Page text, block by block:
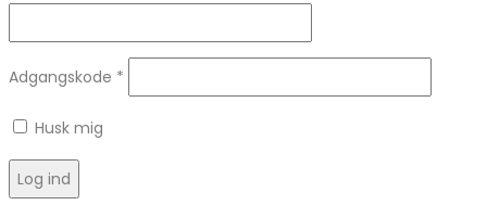
Adgangskode *
Husk mig
Log ind